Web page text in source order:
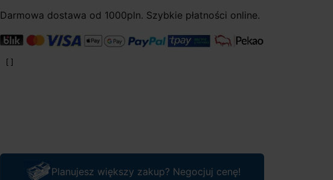
Darmowa dostawa od 1000pln. Szybkie płatności online.
Planujesz większy zakup? Negocjuj cenę!